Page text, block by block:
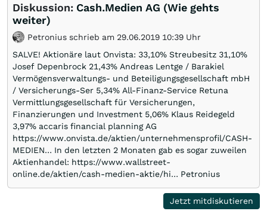
Diskussion: Cash.Medien AG (Wie gehts
weiter)
Petronius schrieb am 29.06.2019 10:39 Uhr
SALVE! Aktionäre laut Onvista: 33,10% Streubesitz 31,10%
Josef Depenbrock 21,43% Andreas Lentge / Barakiel
Vermögensverwaltungs- und Beteiligungsgesellschaft mbH
/ Versicherungs-Ser 5,34% All-Finanz-Service Retuna
Vermittlungsgesellschaft für Versicherungen,
Finanzierungen und Investment 5,06% Klaus Reidegeld
3,97% accaris financial planning AG
https://www.onvista.de/aktien/unternehmensprofil/CASH-
MEDIEN… In den letzten 2 Monaten gab es sogar zuweilen
Aktienhandel: https://www.wallstreet-
online.de/aktien/cash-medien-aktie/hi… Petronius
Jetzt mitdiskutieren